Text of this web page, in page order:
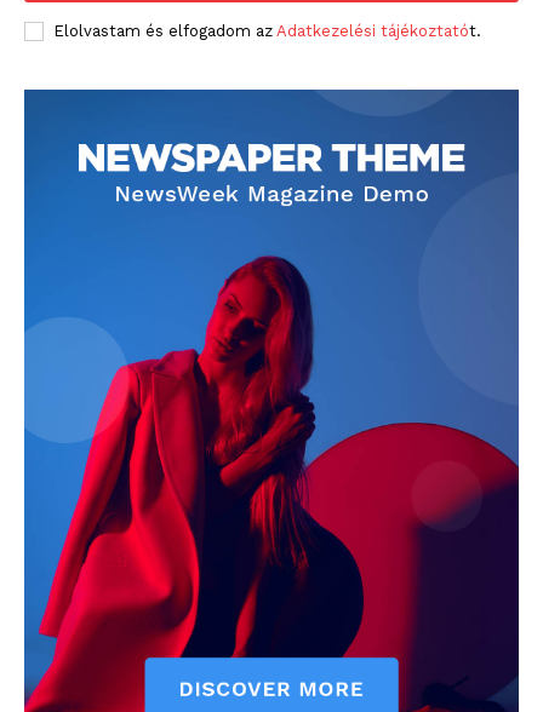
Elolvastam és elfogadom az Adatkezelési tájékoztatót.